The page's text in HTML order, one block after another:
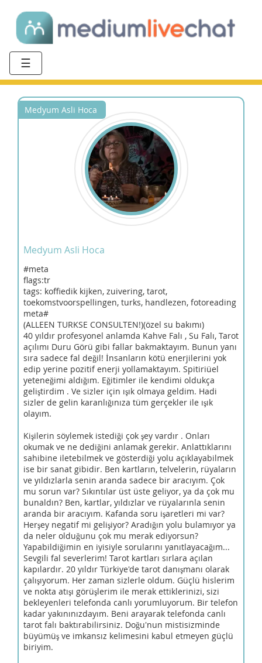
☰
Medyum Asli Hoca
#meta
flags:tr
tags: koffiedik kijken, zuivering, tarot,
toekomstvoorspellingen, turks, handlezen, fotoreading
meta#
(ALLEEN TURKSE CONSULTEN!)(özel su bakımı)
40 yıldır profesyonel anlamda Kahve Falı , Su Falı, Tarot
açılımı Duru Görü gibi fallar bakmaktayım. Bunun yanı
sıra sadece fal değil! İnsanların kötü enerjilerini yok
edip yerine pozitif enerji yollamaktayım. Spitiriüel
yeteneğimi aldığım. Eğitimler ile kendimi oldukça
geliştirdim . Ve sizler için ışık olmaya geldim. Hadi
sizler de gelin karanlığınıza tüm gerçekler ile ışık
olayım.
Kişilerin söylemek istediği çok şey vardır . Onları
okumak ve ne dediğini anlamak gerekir. Anlattıklarını
sahibine iletebilmek ve gösterdiği yolu açıklayabilmek
ise bir sanat gibidir. Ben kartların, telvelerin, rüyaların
ve yıldızlarla senin aranda sadece bir aracıyım. Çok
mu sorun var? Sıkıntılar üst üste geliyor, ya da çok mu
bunaldın? Ben, kartlar, yıldızlar ve rüyalarınla senin
aranda bir aracıyım. Kafanda soru işaretleri mi var?
Herşey negatif mi gelişiyor? Aradığın yolu bulamıyor ya
da neler olduğunu çok mu merak ediyorsun?
Yapabildiğimin en iyisiyle sorularını yanıtlayacağım...
Sevgili fal severlerim! Tarot kartları sırlara açılan
kapılardır. 20 yıldır Türkiye'de tarot danışmanı olarak
çalışıyorum. Her zaman sizlerle oldum. Güçlü hislerim
ve nokta atışı görüşlerim ile merak ettiklerinizi, sizi
bekleyenleri telefonda canlı yorumluyorum. Bir telefon
kadar yakınınızdayım. Beni arayarak telefonda canlı
tarot falı baktırabilirsiniz. Doğu'nun mistisizminde
büyümüş ve imkansız kelimesini kabul etmeyen güçlü
biriyim.
Medyum Asli Hoca